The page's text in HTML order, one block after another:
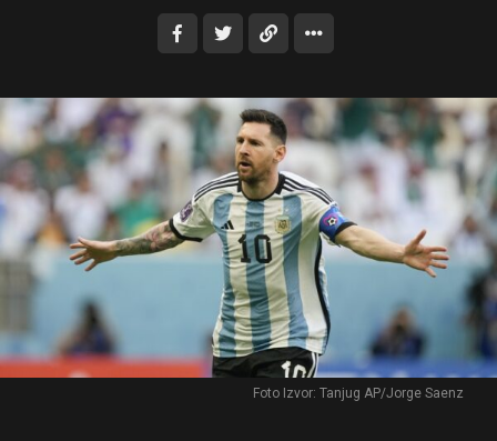
Foto Izvor: Tanjug AP/Jorge Saenz